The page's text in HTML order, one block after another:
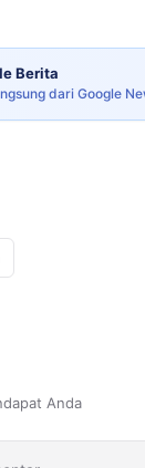
Berita
dari Google
Anda